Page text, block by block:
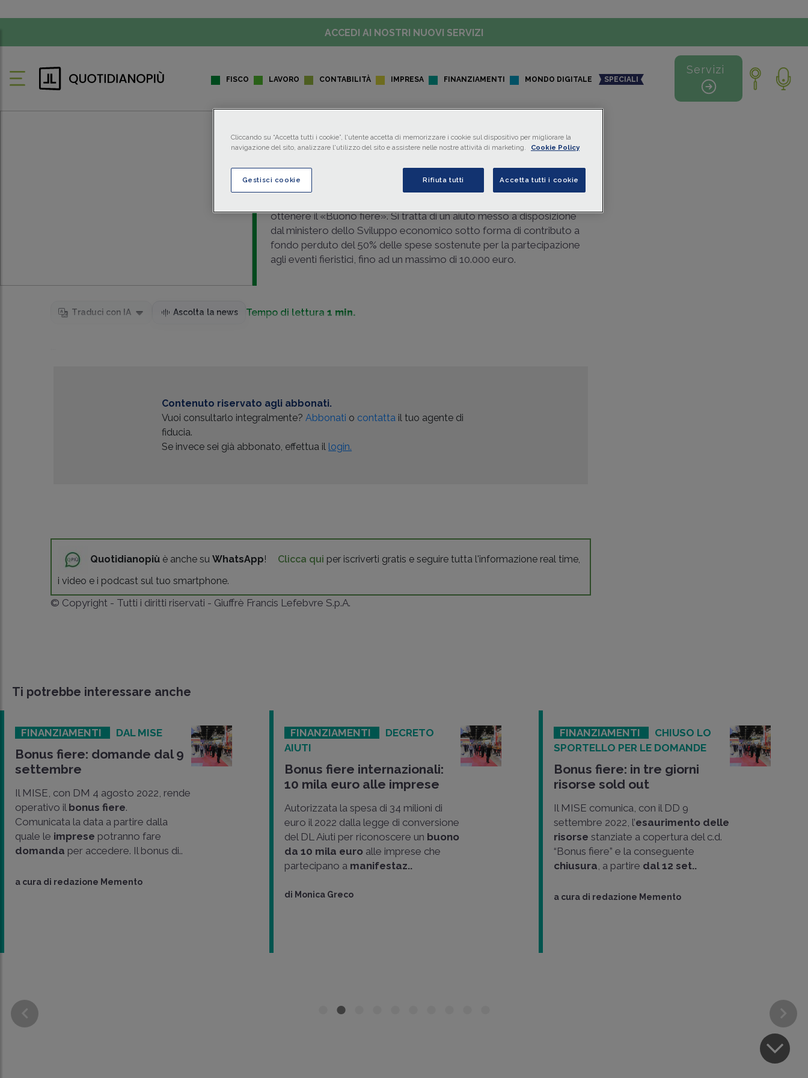
ACCEDI AI NOSTRI NUOVI SERVIZI
FISCO LAVORO CONTABILITÀ IMPRESA FINANZIAMENTI MONDO DIGITALE SPECIALI
Servizi
BRUNO PAGAMICI, PAG. 30
Bonus fiere ai nastri di partenza
ottenere il «Buono fiere». Si tratta di un aiuto messo a disposizione
dal ministero dello Sviluppo economico sotto forma di contributo a
fondo perduto del 50% delle spese sostenute per la partecipazione
agli eventi fieristici, fino ad un massimo di 10.000 euro.
Traduci con IA Ascolta la news Tempo di lettura1 min.
Contenuto riservato agli abbonati.
Vuoi consultarlo integralmente?Abbonati o contatta il tuo agente di
fiducia.
Se invece sei già abbonato, effettua il login.
Quotidianopiù è anche suWhatsApp! Clicca qui per iscriverti gratis e seguire tutta l'informazione real time,
i video e i podcast sul tuo smartphone.
© Copyright - Tutti i diritti riservati - Giuffrè Francis Lefebvre S.p.A.
Ti potrebbe interessare anche
FINANZIAMENTI DAL MISE
Bonus fiere: domande dal 9
settembre
Il MISE, con DM 4 agosto 2022, rende
operativo il bonus fiere.
Comunicata la data a partire dalla
quale le imprese potranno fare
domanda per accedere. Il bonus di..
a cura di redazione Memento
FINANZIAMENTI
DECRETO
AIUTI
Bonus fiere internazionali:
10 mila euro alle imprese
Autorizzata la spesa di 34 milioni di
euro il 2022 dalla legge di conversione
del DL Aiuti per riconoscere un buono
da 10 mila euro alle imprese che
partecipano a manifestaz..
di Monica Greco
FINANZIAMENTI
CHIUSO LO
SPORTELLO PER LE DOMANDE
Bonus fiere: in tre giorni
risorse sold out
Il MISE comunica, con il DD 9
settembre 2022, l’esaurimento delle
risorse stanziate a copertura del c.d.
“Bonus fiere” e la conseguente
chiusura , a partire dal 12 set..
a cura di redazione Memento
Cliccando su “Accetta tutti i cookie”, l'utente accetta di memorizzare i cookie sul dispositivo per migliorare la
navigazione del sito, analizzare l'utilizzo del sito e assistere nelle nostre attività di marketing.
Cookie Policy
Gestisci cookie Rifiuta tutti Accetta tutti i cookie